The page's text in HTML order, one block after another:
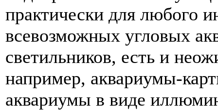
практически для любого
всевозможных угловых
светильников, есть и
например, аквариумы-
аквариумы в виде